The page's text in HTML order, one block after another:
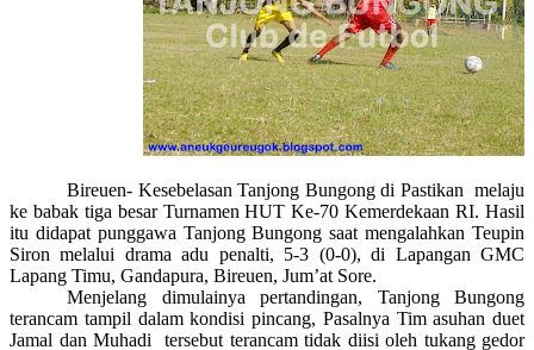
Bireuen- Kesebelasan Tanjong Bungong di Pastikan melaju
ke babak tiga besar Turnamen HUT Ke-70 Kemerdekaan RI. Hasil
itu didapat punggawa Tanjong Bungong saat mengalahkan Teupin
Siron melalui drama adu penalti, 5-3 (0-0), di Lapangan GMC
Lapang Timu, Gandapura, Bireuen, Jum’at Sore.
Menjelang dimulainya pertandingan, Tanjong Bungong
terancam tampil dalam kondisi pincang, Pasalnya Tim asuhan duet
Jamal dan Muhadi tersebut terancam tidak diisi oleh tukang gedor